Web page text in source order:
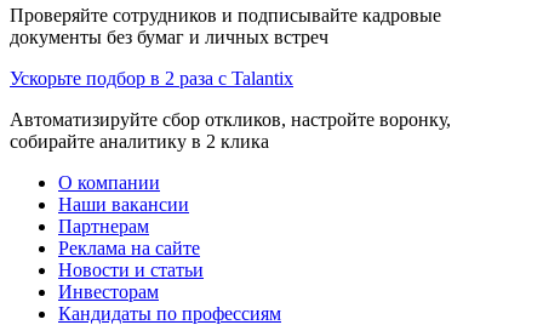
Проверяйте сотрудников и подписывайте кадровые
документы без бумаг и личных встреч
Ускорьте подбор в 2 раза с Talantix
Автоматизируйте сбор откликов, настройте воронку,
собирайте аналитику в 2 клика
О компании
Наши вакансии
Партнерам
Реклама на сайте
Новости и статьи
Инвесторам
Кандидаты по профессиям